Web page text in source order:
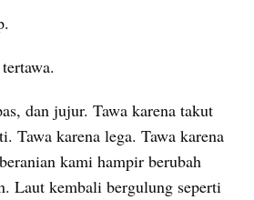
dan jujur. Tawa karena takut
Tawa karena lega. Tawa karena
kami hampir berubah
Laut kembali bergulung seperti